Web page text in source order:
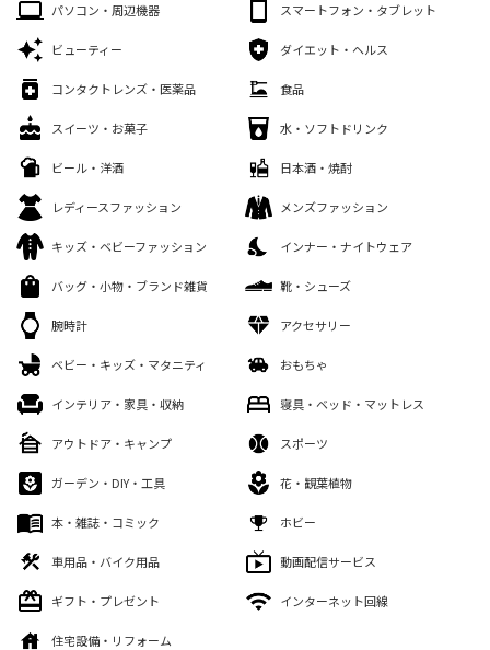
パソコン・周辺機器 スマートフォン・タブレット
ビューティー ダイエット・ヘルス
コンタクトレンズ・医薬品 食品
スイーツ・お菓子 水・ソフトドリンク
ビール・洋酒 日本酒・焼酎
レディースファッション メンズファッション
キッズ・ベビーファッション インナー・ナイトウェア
バッグ・小物・ブランド雑貨 靴・シューズ
腕時計 アクセサリー
ベビー・キッズ・マタニティ おもちゃ
インテリア・家具・収納 寝具・ベッド・マットレス
アウトドア・キャンプ スポーツ
ガーデン・DIY・工具 花・観葉植物
本・雑誌・コミック ホビー
車用品・バイク用品 動画配信サービス
ギフト・プレゼント インターネット回線
住宅設備・リフォーム